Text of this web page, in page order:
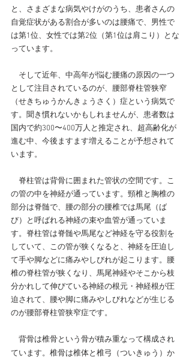
と、さまざまな病気やけがのうち、患者さんの
自覚症状がある割合が多いのは腰痛で、男性で
は第1位、女性では第2位（第1位は肩こり）とな
っています。
そして近年、中高年が悩む腰痛の原因の一つ
として注目されているのが、腰部脊柱管狭窄
（せきちゅうかんきょうさく）症という病気で
す。聞き慣れないかもしれませんが、患者数は
国内で約300〜400万人と推定され、超高齢化が
進む中、今後ますます増えることが予想されて
います。
脊柱管は背骨に囲まれた管状の空間です。こ
の管の中を神経が通っています。頸椎と胸椎の
部分は脊髄で、腰の部分の腰椎では馬尾（ば
び）と呼ばれる神経の束や血管が通っていま
す。脊柱管は脊髄や馬尾など神経を守る役割を
していて、この管が狭くなると、神経を圧迫し
て手や脚などに痛みやしびれが起こります。腰
椎の脊柱管が狭くなり、馬尾神経やそこから枝
分かれして伸びている神経の根元・神経根が圧
迫されて、腰や脚に痛みやしびれなどが生じる
のが腰部脊柱管狭窄症です。
背骨は椎骨という骨が積み重なって構成され
ています。椎骨は椎体と椎弓（ついきゅう）か